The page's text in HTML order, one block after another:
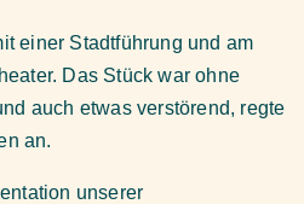
einer Stadtführung und am
Das Stück war ohne
auch etwas verstörend, regte
an.
unserer